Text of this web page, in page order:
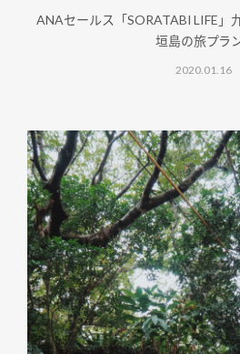
ANAセールス「SORATABI LIFE」
垣島の旅プラ
2020.01.16